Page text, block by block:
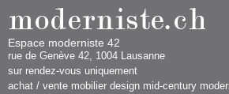
Espace moderniste 42
rue d​​​​e Genève 42, 1004 Lausanne​​
sur rendez-vous uniquement ​​​
​achat / vente mobilier design mid-century